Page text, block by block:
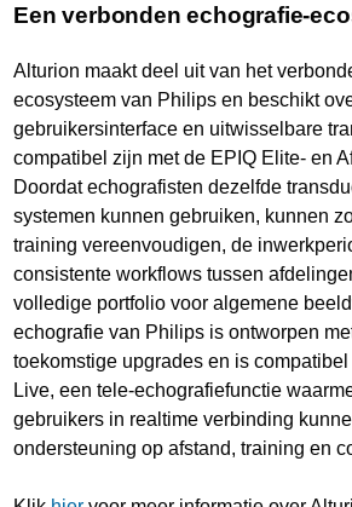
Een verbonden echografie-
Alturion maakt deel uit van het
ecosysteem van Philips en beschikt
gebruikersinterface en uitwisselbare
compatibel zijn met de EPIQ Elite- en
Doordat echografisten dezelfde
systemen kunnen gebruiken, kunnen
training vereenvoudigen, de
consistente workflows tussen
volledige portfolio voor algemene
echografie van Philips is ontworpen
toekomstige upgrades en is
Live, een tele-echografiefunctie
gebruikers in realtime verbinding
ondersteuning op afstand, training en